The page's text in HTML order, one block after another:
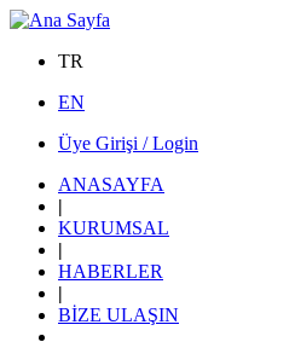
TR
EN
Üye Girişi / Login
ANASAYFA
|
KURUMSAL
|
HABERLER
|
BİZE ULAŞIN